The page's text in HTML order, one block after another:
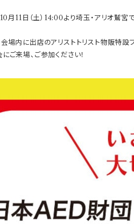
月11日（土）14:00より埼玉・アリオ鷲宮
場内に出店のアリストトリスト物販特
ご来場、ご参加ください！